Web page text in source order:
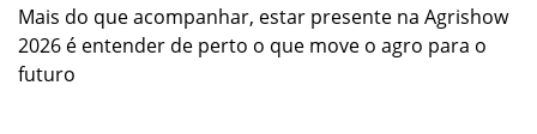
Mais do que acompanhar, estar presente na Agrishow
2026 é entender de perto o que move o agro para o
futuro